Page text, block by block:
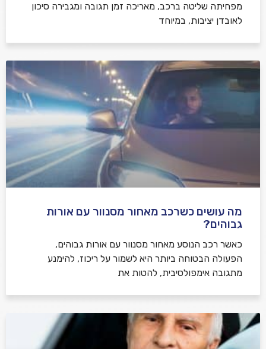
מפחיתה שליטה ברכב, מאריכה זמן תגובה ומגבירה סיכון
לאובדן יציבות, במיוחד
מה עושים כשרכב מאחור מסנוור עם אורות
גבוהים?
כאשר רכב הנוסע מאחור מסנוור עם אורות גבוהים,
הפעולה הבטוחה ביותר היא לשמור על ריכוז, להימנע
מתגובה אימפולסיבית, להטות את